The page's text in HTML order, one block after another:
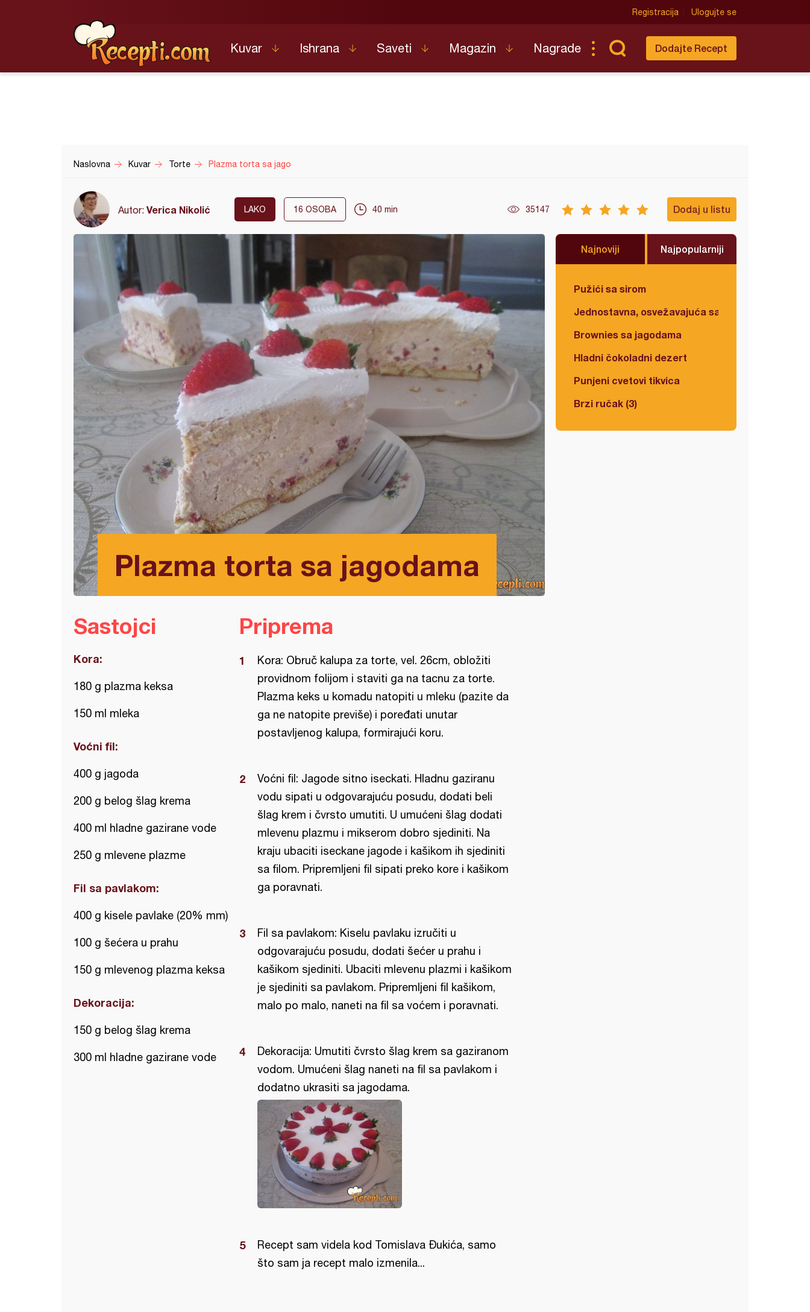
Registracija Ulogujte se
Kuvar Ishrana Saveti Magazin Nagrade Dodajte Recept
Naslovna Kuvar Torte Plazma torta sa jago
Autor: Verica Nikolić LAKO 16 OSOBA 40 min 35147 Dodaj u listu
Plazma torta sa jagodama
Najnoviji Najpopularniji
Pužići sa sirom
Jednostavna, osvežavajuća salata
Brownies sa jagodama
Hladni čokoladni dezert
Punjeni cvetovi tikvica
Brzi ručak (3)
Sastojci
Kora:
180 g plazma keksa
150 ml mleka
Voćni fil:
400 g jagoda
200 g belog šlag krema
400 ml hladne gazirane vode
250 g mlevene plazme
Fil sa pavlakom:
400 g kisele pavlake (20% mm)
100 g šećera u prahu
150 g mlevenog plazma keksa
Dekoracija:
150 g belog šlag krema
300 ml hladne gazirane vode
Priprema
Kora: Obruč kalupa za torte, vel. 26cm, obložiti
providnom folijom i staviti ga na tacnu za torte.
Plazma keks u komadu natopiti u mleku (pazite da
ga ne natopite previše) i poređati unutar
postavljenog kalupa, formirajući koru.
Voćni fil: Jagode sitno iseckati. Hladnu gaziranu
vodu sipati u odgovarajuću posudu, dodati beli
šlag krem i čvrsto umutiti. U umućeni šlag dodati
mlevenu plazmu i mikserom dobro sjediniti. Na
kraju ubaciti iseckane jagode i kašikom ih sjediniti
sa filom. Pripremljeni fil sipati preko kore i kašikom
ga poravnati.
Fil sa pavlakom: Kiselu pavlaku izručiti u
odgovarajuću posudu, dodati šećer u prahu i
kašikom sjediniti. Ubaciti mlevenu plazmi i kašikom
je sjediniti sa pavlakom. Pripremljeni fil kašikom,
malo po malo, naneti na fil sa voćem i poravnati.
Dekoracija: Umutiti čvrsto šlag krem sa gaziranom
vodom. Umućeni šlag naneti na fil sa pavlakom i
dodatno ukrasiti sa jagodama.
Recept sam videla kod Tomislava Đukića, samo
što sam ja recept malo izmenila...